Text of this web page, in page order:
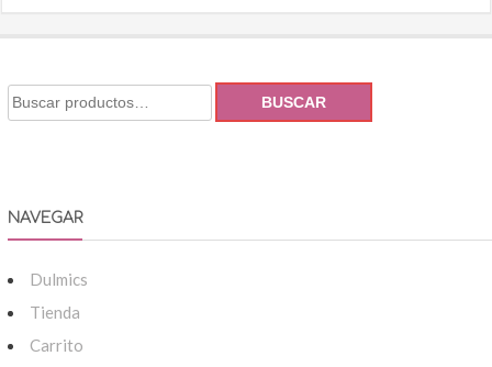
BUSCAR
NAVEGAR
Dulmics
Tienda
Carrito